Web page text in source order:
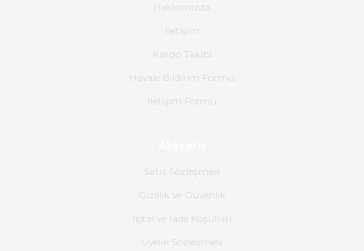
Ürünün kodu XDR-240e-24 yeni
Hakkımızda
İletişim
Kargo Takibi
Havale Bildirim Formu
İletişim Formu
Satış Sözleşmesi
Gizlilik ve Güvenlik
İptal ve İade Koşulları
Üyelik Sözleşmesi